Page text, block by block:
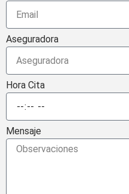
Aseguradora
Hora Cita
Mensaje